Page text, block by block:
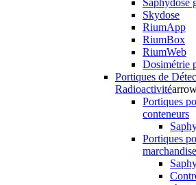
Saphydose
Skydose
RiumApp
RiumBox
RiumWeb
Dosimétrie
Portiques de
Radioactivité
Portiques
conteneurs
Portiques